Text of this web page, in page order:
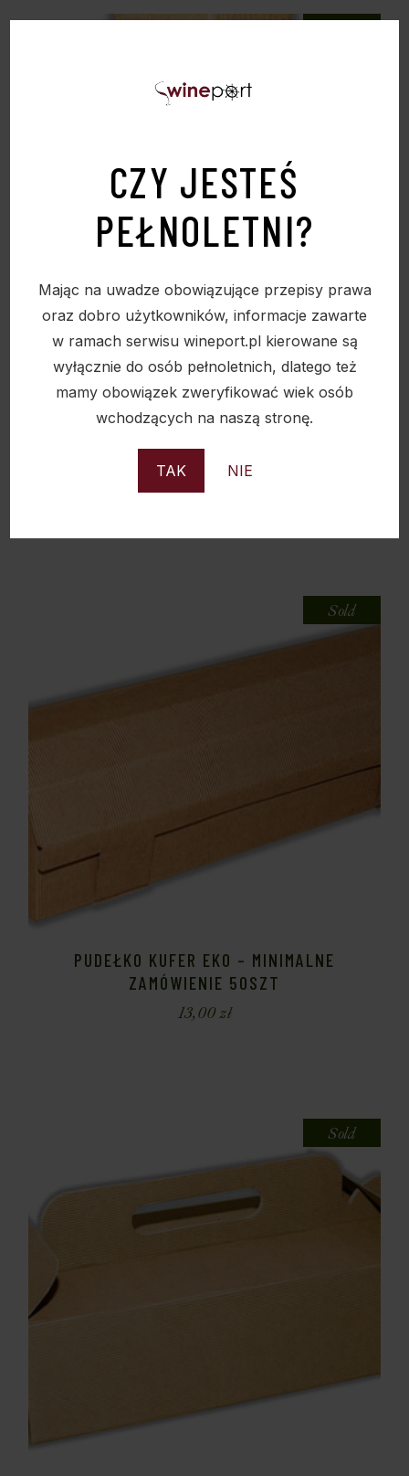
CZY JESTEŚ
PEŁNOLETNI?
Mając na uwadze obowiązujące przepisy prawa
oraz dobro użytkowników, informacje zawarte
w ramach serwisu wineport.pl kierowane są
wyłącznie do osób pełnoletnich, dlatego też
mamy obowiązek zweryfikować wiek osób
wchodzących na naszą stronę.
TAK NIE
ZAMÓWIENIE 50SZT
13,50
Sold
PUDEŁKO KUFER EKO – MINIMALNE
ZAMÓWIENIE 50SZT
13,00zł
Sold